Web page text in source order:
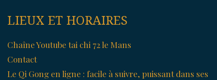
LIEUX ET HORAIRES
Chaîne Youtube tai chi 72 le Mans
Contact
Le Qi Gong en ligne : facile à suivre, puissant dans ses